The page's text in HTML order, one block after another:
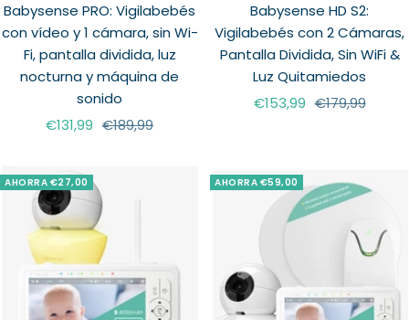
Babysense PRO: Vigilabebés
con vídeo y 1 cámara, sin Wi-
Fi, pantalla dividida, luz
nocturna y máquina de
sonido
Precio
venta
€131,99 Precio
€189,99
Babysense HD S2:
Vigilabebés con 2 Cámaras,
Pantalla Dividida, Sin WiFi &
Luz Quitamiedos
Precio
€153,99 Precio
€179,99
AHORRA €27,00 AHORRA €59,00